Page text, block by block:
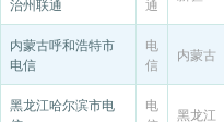
治州联通
通
内蒙古呼和浩特市
电信
电
信
内蒙古
黑龙江哈尔滨市电
电
黑龙江